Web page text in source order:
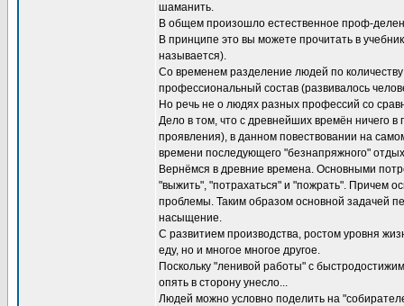
шаманить.
В общем произошло естественное проф-
В принципе это вы можете прочитать в
называется).
Со временем разделение людей по
профессиональный состав (развивалось
Но речь не о людях разных профессий со
Дело в том, что с древнейших времён ничего в
проявления), в данном повествовании на
времени последующего "безнапряжного"
Вернёмся в древние времена. Основными
"выжить", "потрахаться" и "пожрать". Причем
проблемы. Таким образом основной задачей
насыщение.
С развитием производства, ростом уровня
еду, но и многое многое другое.
Поскольку "ленивой работы" с
опять в сторону унесло...
Людей можно условно поделить на